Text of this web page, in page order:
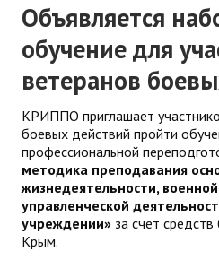
Объявляется
обучение для
ветеранов
КРИППО приглашает
боевых действий пройти
профессиональной
методика преподавания
жизнедеятельности,
управленческой
учреждении» за счет
Крым.